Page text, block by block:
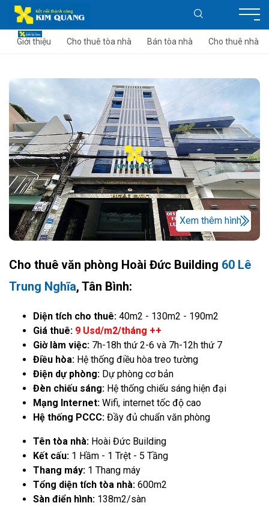
Giới thiệu Cho thuê tòa nhà Bán tòa nhà Cho thuê nhà
Xem thêm hình
Cho thuê văn phòng Hoài Đức Building 60 Lê
Trung Nghĩa, Tân Bình:
Diện tích cho thuê: 40m2 - 130m2 - 190m2
Giá thuê: 9 Usd/m2/tháng ++
Giờ làm việc: 7h-18h thứ 2-6 và 7h-12h thứ 7
Điều hòa: Hệ thống điều hòa treo tường
Điện dự phòng: Dự phòng cơ bản
Đèn chiếu sáng: Hệ thống chiếu sáng hiện đại
Mạng Internet: Wifi, internet tốc độ cao
Hệ thống PCCC: Đầy đủ chuẩn văn phòng
Tên tòa nhà: Hoài Đức Building
Kết cấu: 1 Hầm - 1 Trệt - 5 Tầng
Thang máy: 1 Thang máy
Tổng diện tích tòa nhà: 600m2
Sàn điển hình: 138m2/sàn